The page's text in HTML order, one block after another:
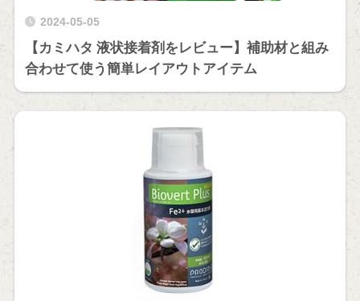
2024-05-05
【カミハタ 液状接着剤をレビュー】補助材と組み
合わせて使う簡単レイアウトアイテム